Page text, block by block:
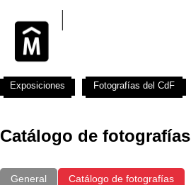
Catálogo de fotografías
General Catálogo de fotografías
Exposiciones Fotografías del CdF